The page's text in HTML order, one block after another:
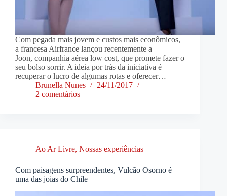
Com pegada mais jovem e custos mais econômicos,
a francesa Airfrance lançou recentemente a
Joon, companhia aérea low cost, que promete fazer o
seu bolso sorrir. A ideia por trás da iniciativa é
recuperar o lucro de algumas rotas e oferecer…
Brunella Nunes
24/11/2017
2 comentários
Ao Ar Livre, Nossas experiências
Com paisagens surpreendentes, Vulcão Osorno é
uma das joias do Chile